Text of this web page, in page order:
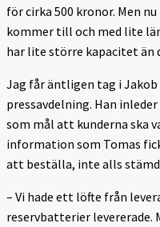
för cirka 500 kronor. Men
kommer till och med lite
har lite större kapacitet än
Jag får äntligen tag i
pressavdelning. Han
som mål att kunderna ska
information som Tomas
att beställa, inte alls
– Vi hade ett löfte från
reservbatterier levererade.